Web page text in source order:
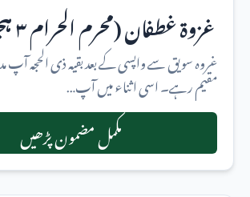
غزوة غطفان (محرم الحرام ۳ ہجری)
غروہ سویق سے واپسی کے بعد بقیہ ذی الحجہ آپ
مقیم رہے۔ اسی اثناء میں آپ…
مکمل مضمون پڑھیں